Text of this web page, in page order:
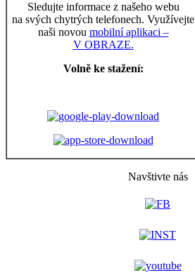
Sledujte informace z našeho webu
na svých chytrých telefonech. Využívejte
naši novou mobilní aplikaci –
V OBRAZE.
Volně ke stažení:
Navštivte nás